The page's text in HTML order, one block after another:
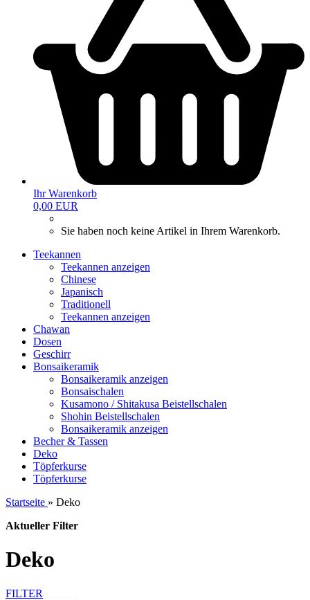
Ihr Warenkorb
0,00 EUR
Sie haben noch keine Artikel in Ihrem Warenkorb.
Teekannen
Teekannen anzeigen
Chinese
Japanisch
Traditionell
Teekannen anzeigen
Chawan
Dosen
Geschirr
Bonsaikeramik
Bonsaikeramik anzeigen
Bonsaischalen
Kusamono / Shitakusa Beistellschalen
Shohin Beistellschalen
Bonsaikeramik anzeigen
Becher & Tassen
Deko
Töpferkurse
Töpferkurse
Startseite » Deko
Aktueller Filter
Deko
FILTER